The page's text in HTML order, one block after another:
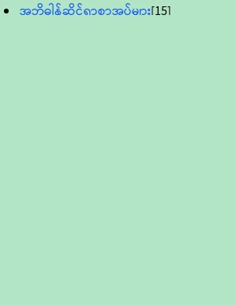
အဘိဓါန်ဆိုင်ရာစာအုပ်များ[15]